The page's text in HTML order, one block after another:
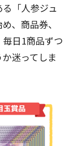
「人参ジュ
、商品券、
日1商品ずつ
迷ってしま